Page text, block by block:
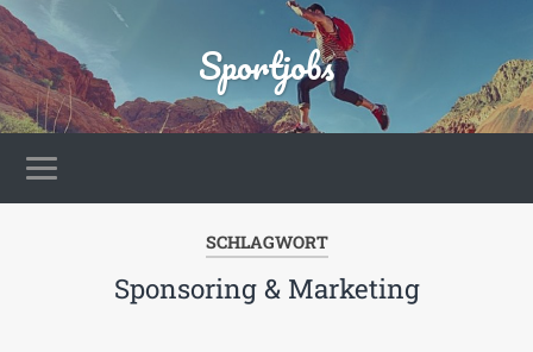
Sportjobs
SCHLAGWORT
Sponsoring & Marketing